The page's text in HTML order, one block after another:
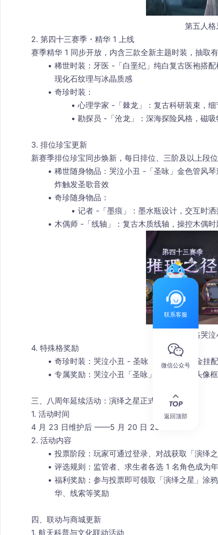
第五人格
2. 第四十三赛季・精华 1 上线
赛季精华 1 同步开放，内含三款全新主题时装，抽取
稀世时装 ：牙医 -「白垩纪」纯白复古医袍搭
现化石纹理与冰晶质感
奇珍时装 ：
心理学家 -「棘龙」：复古科研装束，
勘探员 -「沧龙」：深海探险风格，磁
3. 排位珍宝更新
新赛季排位珍宝同步焕新，每日排位、三阶及以上段
稀世随身物品 ：哭泣小丑 -「圣咏」金色管风
炸触发圣歌音效
奇珍随身物品 ：
记者 -「墨痕」：墨水瓶设计，交互时
木偶师 -「线轴」：复古木质线轴，操控木偶
第五人格哭
4. 特殊格奖励
奇珍时装： 哭泣小丑 - 圣咏 （与排位珍宝金挂
专属奖励：哭泣小丑「圣咏」主题头像、头像
三、八周年延续活动：演绎之星正式开启
1. 活动时间
4 月 23 日维护后 ——5 月 20 日 23:59
2. 活动内容
投票阶段：玩家可通过登录、对战获取「演绎
评选规则 ：监管者、求生者各选 1 名角色成为
福利奖励 ：参与投票即可领取「演绎之星」涂
华、线索等奖励
四、联动与商城更新
1. 航天科普与文化联动活动
联系客服
微信公众号
返回顶部